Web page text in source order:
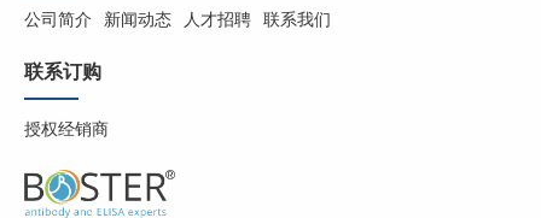
公司简介 新闻动态 人才招聘 联系我们
联系订购
授权经销商